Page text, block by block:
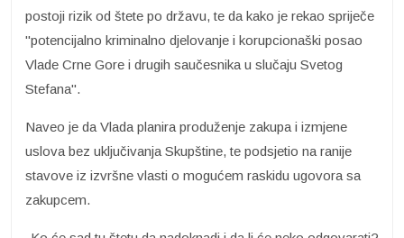
postoji rizik od štete po državu, te da kako je rekao spriječe
"potencijalno kriminalno djelovanje i korupcionaški posao
Vlade Crne Gore i drugih saučesnika u slučaju Svetog
Stefana".
Naveo je da Vlada planira produženje zakupa i izmjene
uslova bez uključivanja Skupštine, te podsjetio na ranije
stavove iz izvršne vlasti o mogućem raskidu ugovora sa
zakupcem.